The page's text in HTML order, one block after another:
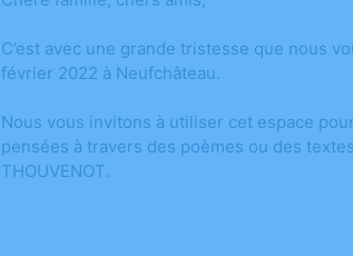
C’est avec une grande tristesse que nous
février 2022 à Neufchâteau.
Nous vous invitons à utiliser cet espace
pensées à travers des poèmes ou des
THOUVENOT.